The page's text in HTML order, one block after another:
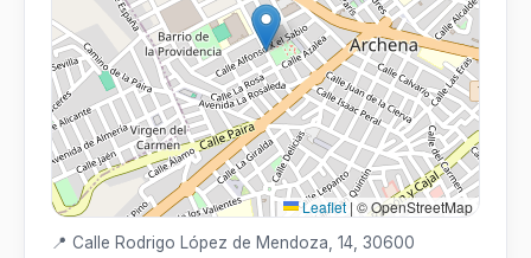
Leaflet | © OpenStreetMap
📍 Calle Rodrigo López de Mendoza, 14, 30600